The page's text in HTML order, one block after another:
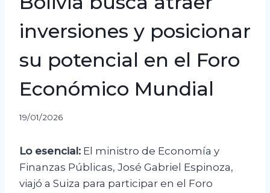
inversiones y posicionar
su potencial en el Foro
Económico Mundial
19/01/2026
Lo esencial: El ministro de Economía y
Finanzas Públicas, José Gabriel Espinoza,
viajó a Suiza para participar en el Foro